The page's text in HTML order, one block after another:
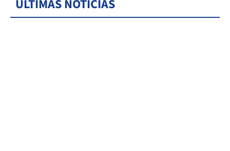
ÚLTIMAS NOTICIAS